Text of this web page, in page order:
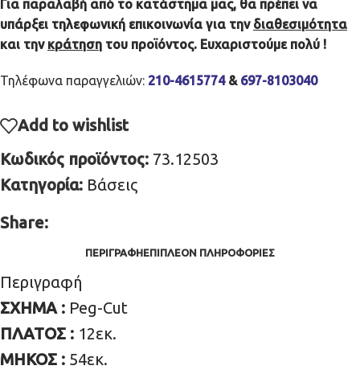
Για παραλαβή από το κατάστημα μας, θα πρέπει να
υπάρξει τηλεφωνική επικοινωνία για την διαθεσιμότητα
και την κράτηση του προϊόντος. Ευχαριστούμε πολύ !
Τηλέφωνα παραγγελιών: 210-4615774& 697-8103040
Add to wishlist
Κωδικός προϊόντος: 73.12503
Κατηγορία: Βάσεις
Share:
ΠΕΡΙΓΡΑΦΉΕΠΙΠΛΈΟΝ ΠΛΗΡΟΦΟΡΊΕΣ
Περιγραφή
ΣΧΗΜΑ : Peg-Cut
ΠΛΑΤΟΣ : 12εκ.
ΜΗΚΟΣ : 54εκ.